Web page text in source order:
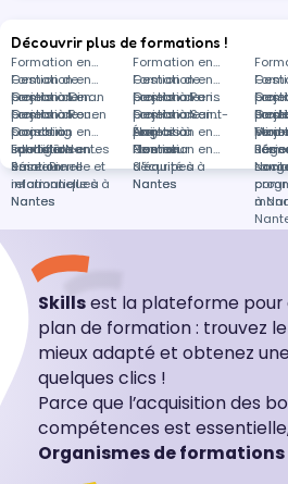
Découvrir plus de formations !
Formation en
Gestion de
projets à Dinan
Formation en
Gestion de
projets à Paris
Formation en
Gestion de
projets à Rouen
Formation en
Gestion de
projets à Saint-
Éloi
Formation en
Gestion de
projets à
Labastide-
Saint-Pierre
Formation en
Gestion de
projets à
Ploemeur
Formation en
Coaching
sportif à Nantes
Formation en
Anglais à
Nantes
Formation en
Intelligence
émotionnelle et
relationnelle à
Nantes
Formation en
Gestion
d'équipes à
Nantes
Formation en
Réseaux
informatiques à
Nantes
Formation en
Sécurité à
Nantes
à
Skillsest la plateforme
plan de formation : trouvez
mieux adapté et obtenez
quelques clics !
Parce que l’acquisition des
compétences est
Organismes de